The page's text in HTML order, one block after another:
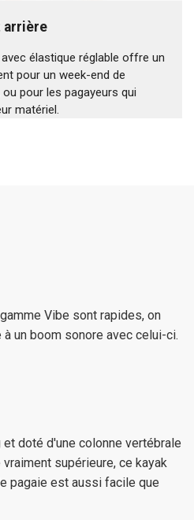
arrière
élastique réglable offre un
pour un week-end de
pour les pagayeurs qui
matériel.
Vibe sont rapides, on
un boom sonore avec celui-ci.
doté d'une colonne vertébrale
supérieure, ce kayak
pagaie est aussi facile que